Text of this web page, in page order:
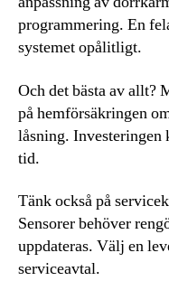
programmering. En
systemet opålitligt.
Och det bästa av allt?
på hemförsäkringen
låsning. Investeringen
tid.
Tänk också på
Sensorer behöver
uppdateras. Välj en
serviceavtal.